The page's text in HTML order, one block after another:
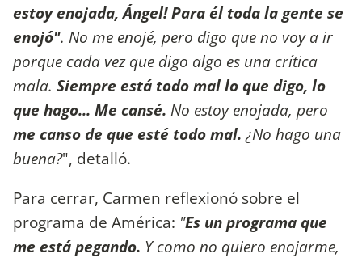
estoy enojada, Ángel! Para él toda la gente se
enojó". No me enojé, pero digo que no voy a ir
porque cada vez que digo algo es una crítica
mala. Siempre está todo mal lo que digo, lo
que hago... Me cansé. No estoy enojada, pero
me canso de que esté todo mal. ¿No hago una
buena?", detalló.
Para cerrar, Carmen reflexionó sobre el
programa de América: "Es un programa que
me está pegando. Y como no quiero enojarme,